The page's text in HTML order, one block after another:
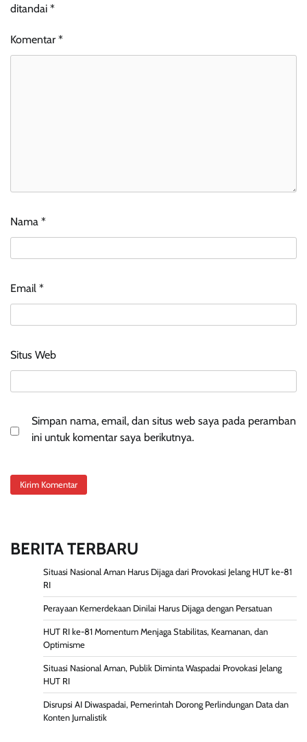
ditandai *
Komentar *
Nama *
Email *
Situs Web
Simpan nama, email, dan situs web saya pada peramban
ini untuk komentar saya berikutnya.
BERITA TERBARU
Situasi Nasional Aman Harus Dijaga dari Provokasi Jelang HUT ke-81
RI
Perayaan Kemerdekaan Dinilai Harus Dijaga dengan Persatuan
HUT RI ke-81 Momentum Menjaga Stabilitas, Keamanan, dan
Optimisme
Situasi Nasional Aman, Publik Diminta Waspadai Provokasi Jelang
HUT RI
Disrupsi AI Diwaspadai, Pemerintah Dorong Perlindungan Data dan
Konten Jurnalistik